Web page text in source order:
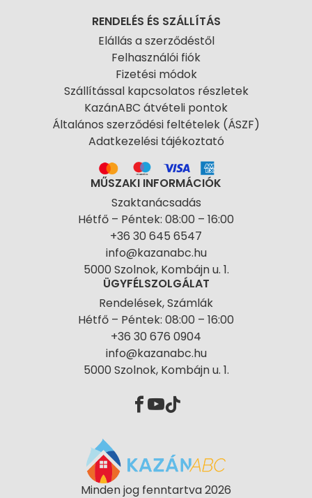
RENDELÉS ÉS SZÁLLÍTÁS
Elállás a szerződéstől
Felhasználói fiók
Fizetési módok
Szállítással kapcsolatos részletek
KazánABC átvételi pontok
Általános szerződési feltételek (ÁSZF)
Adatkezelési tájékoztató
MŰSZAKI INFORMÁCIÓK
Szaktanácsadás
Hétfő – Péntek: 08:00 – 16:00
+36 30 645 6547
info@kazanabc.hu
5000 Szolnok, Kombájn u. 1.
ÜGYFÉLSZOLGÁLAT
Rendelések, Számlák
Hétfő – Péntek: 08:00 – 16:00
+36 30 676 0904
info@kazanabc.hu
5000 Szolnok, Kombájn u. 1.
Minden jog fenntartva 2026